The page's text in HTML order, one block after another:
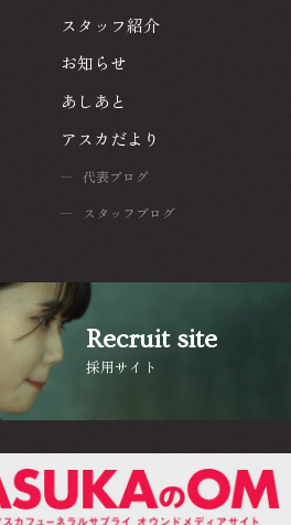
会社案内
スタッフ紹介
スタッフ紹介
お知らせ
お知らせ
あしあと
あしあと
アスカだより
アスカだより
代表ブログ
スタッフブログ
採用サイト
Recruit site